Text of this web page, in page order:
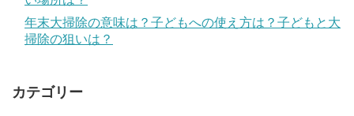
年末大掃除の意味は？子どもへの使え方は？子どもと大
掃除の狙いは？
カテゴリー